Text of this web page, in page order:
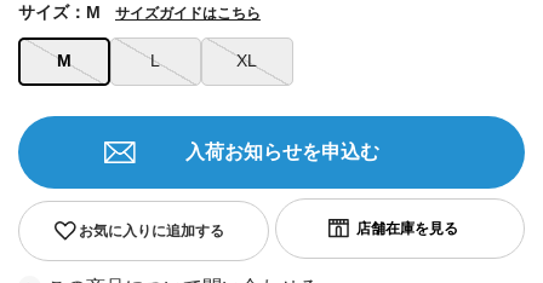
M L XL
サイズ：M サイズガイドはこちら
お気に入りに追加する
入荷お知らせを申込む